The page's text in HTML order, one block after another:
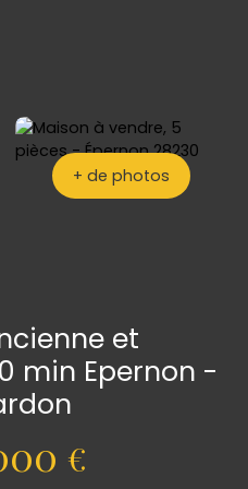
+ de photos
et
min Epernon -
€